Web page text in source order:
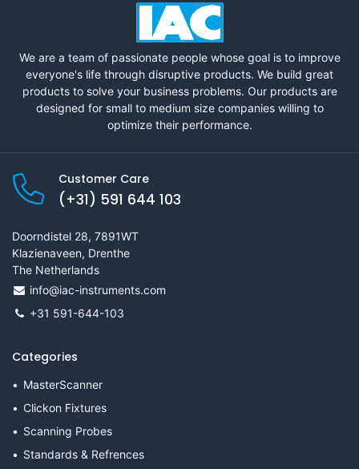
We are a team of passionate people whose goal is to improve
everyone's life through disruptive products. We build great
products to solve your business problems. Our products are
designed for small to medium size companies willing to
optimize their performance.
Customer Care
(+31) 591 644 103
Doorndistel 28, 7891WT
Klazienaveen, Drenthe
The Netherlands
info@iac-instruments.com
+31 591-644-103
Categories
MasterScanner
Clickon Fixtures
Scanning Probes
Standards & Refrences